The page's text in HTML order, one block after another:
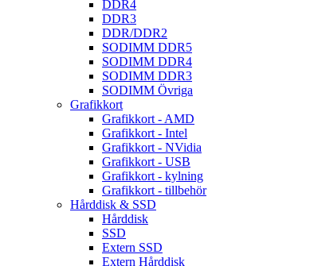
DDR4
DDR3
DDR/DDR2
SODIMM DDR5
SODIMM DDR4
SODIMM DDR3
SODIMM Övriga
Grafikkort
Grafikkort - AMD
Grafikkort - Intel
Grafikkort - NVidia
Grafikkort - USB
Grafikkort - kylning
Grafikkort - tillbehör
Hårddisk & SSD
Hårddisk
SSD
Extern SSD
Extern Hårddisk